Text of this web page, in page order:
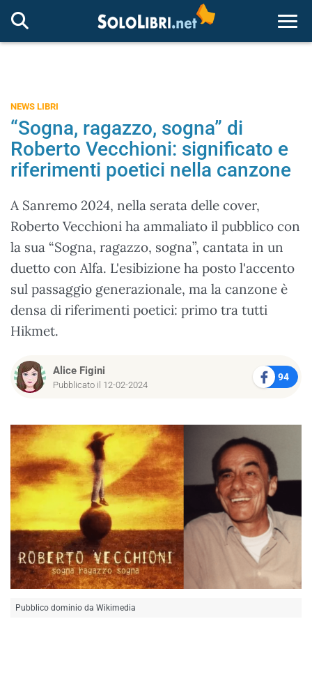
NEWS LIBRI
“Sogna, ragazzo, sogna” di
Roberto Vecchioni: significato e
riferimenti poetici nella canzone
A Sanremo 2024, nella serata delle cover,
Roberto Vecchioni ha ammaliato il pubblico con
la sua “Sogna, ragazzo, sogna”, cantata in un
duetto con Alfa. L'esibizione ha posto l'accento
sul passaggio generazionale, ma la canzone è
densa di riferimenti poetici: primo tra tutti
Hikmet.
Alice Figini
Pubblicato il 12-02-2024
94
Pubblico dominio da Wikimedia